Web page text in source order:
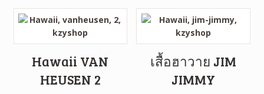
Hawaii VAN
HEUSEN 2
เสื้อฮาวาย JIM
JIMMY